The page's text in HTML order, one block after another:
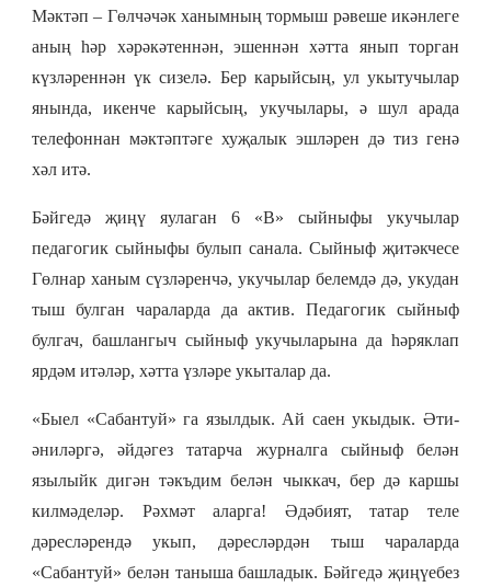
Мәктәп – Гөлчәчәк ханымның тормыш рәвеше икәнлеге
аның һәр хәрәкәтеннән, эшеннән хәтта янып торган
күзләреннән үк сизелә. Бер карыйсың, ул укытучылар
янында, икенче карыйсың, укучылары, ә шул арада
телефоннан мәктәптәге хуҗалык эшләрен дә тиз генә
хәл итә.
Бәйгедә җиңү яулаган 6 «В» сыйныфы укучылар
педагогик сыйныфы булып санала. Сыйныф җитәкчесе
Гөлнар ханым сүзләренчә, укучылар белемдә дә, укудан
тыш булган чараларда да актив. Педагогик сыйныф
булгач, башлангыч сыйныф укучыларына да һәряклап
ярдәм итәләр, хәтта үзләре укыталар да.
«Быел «Сабантуй» га язылдык. Ай саен укыдык. Әти-
әниләргә, әйдәгез татарча журналга сыйныф белән
язылыйк дигән тәкъдим белән чыккач, бер дә каршы
килмәделәр. Рәхмәт аларга! Әдәбият, татар теле
дәресләрендә укып, дәресләрдән тыш чараларда
«Сабантуй» белән таныша башладык. Бәйгедә җиңүебез